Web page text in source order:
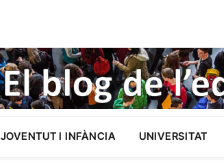
JOVENTUT I INFÀNCIA UNIVERSITAT